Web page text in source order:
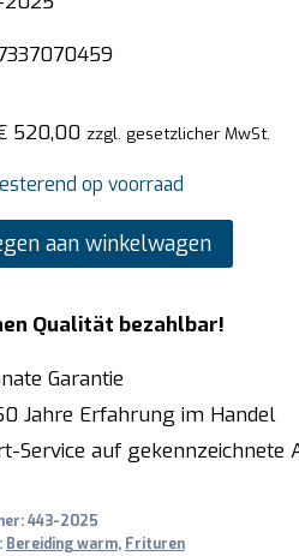
520,00 zzgl. gesetzlicher MwSt.
op voorraad
aan winkelwagen
Qualität bezahlbar!
Garantie
Jahre Erfahrung im Handel
Service auf gekennzeichnete
443-2025
Bereiding warm, Frituren